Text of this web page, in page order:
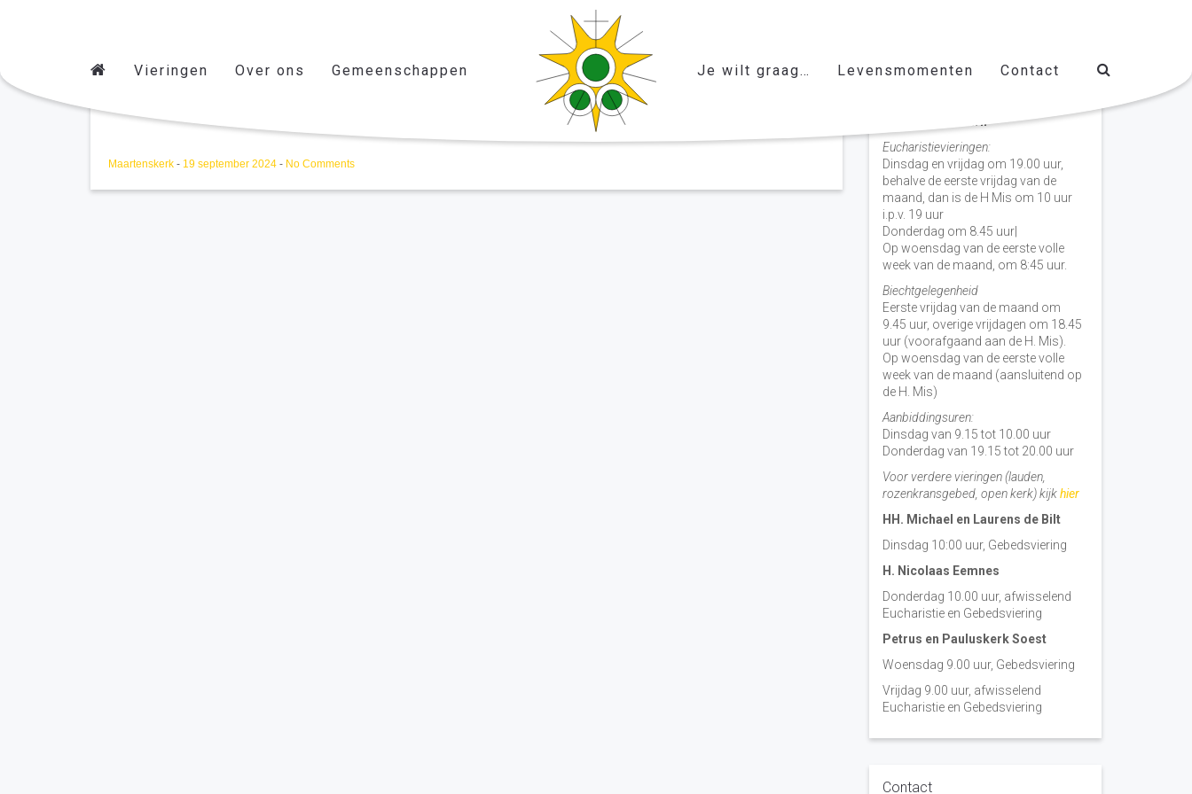
Vieringen Over ons Gemeenschappen Je wilt graag… Levensmomenten Contact
Maartenskerk - 19 september 2024 - No Comments
Vieringen door de week
H. Nicolaas Baarn
Eucharistievieringen:
Dinsdag en vrijdag om 19.00 uur,
behalve de eerste vrijdag van de
maand, dan is de H Mis om 10 uur
i.p.v. 19 uur
Donderdag om 8.45 uur|
Op woensdag van de eerste volle
week van de maand, om 8:45 uur.
Biechtgelegenheid
Eerste vrijdag van de maand om
9.45 uur, overige vrijdagen om 18.45
uur (voorafgaand aan de H. Mis).
Op woensdag van de eerste volle
week van de maand (aansluitend op
de H. Mis)
Aanbiddingsuren:
Dinsdag van 9.15 tot 10.00 uur
Donderdag van 19.15 tot 20.00 uur
Voor verdere vieringen (lauden,
rozenkransgebed, open kerk) kijkhier
HH. Michael en Laurens de Bilt
Dinsdag 10:00 uur, Gebedsviering
H. Nicolaas Eemnes
Donderdag 10.00 uur, afwisselend
Eucharistie en Gebedsviering
Petrus en Pauluskerk Soest
Woensdag 9.00 uur, Gebedsviering
Vrijdag 9.00 uur, afwisselend
Eucharistie en Gebedsviering
Contact